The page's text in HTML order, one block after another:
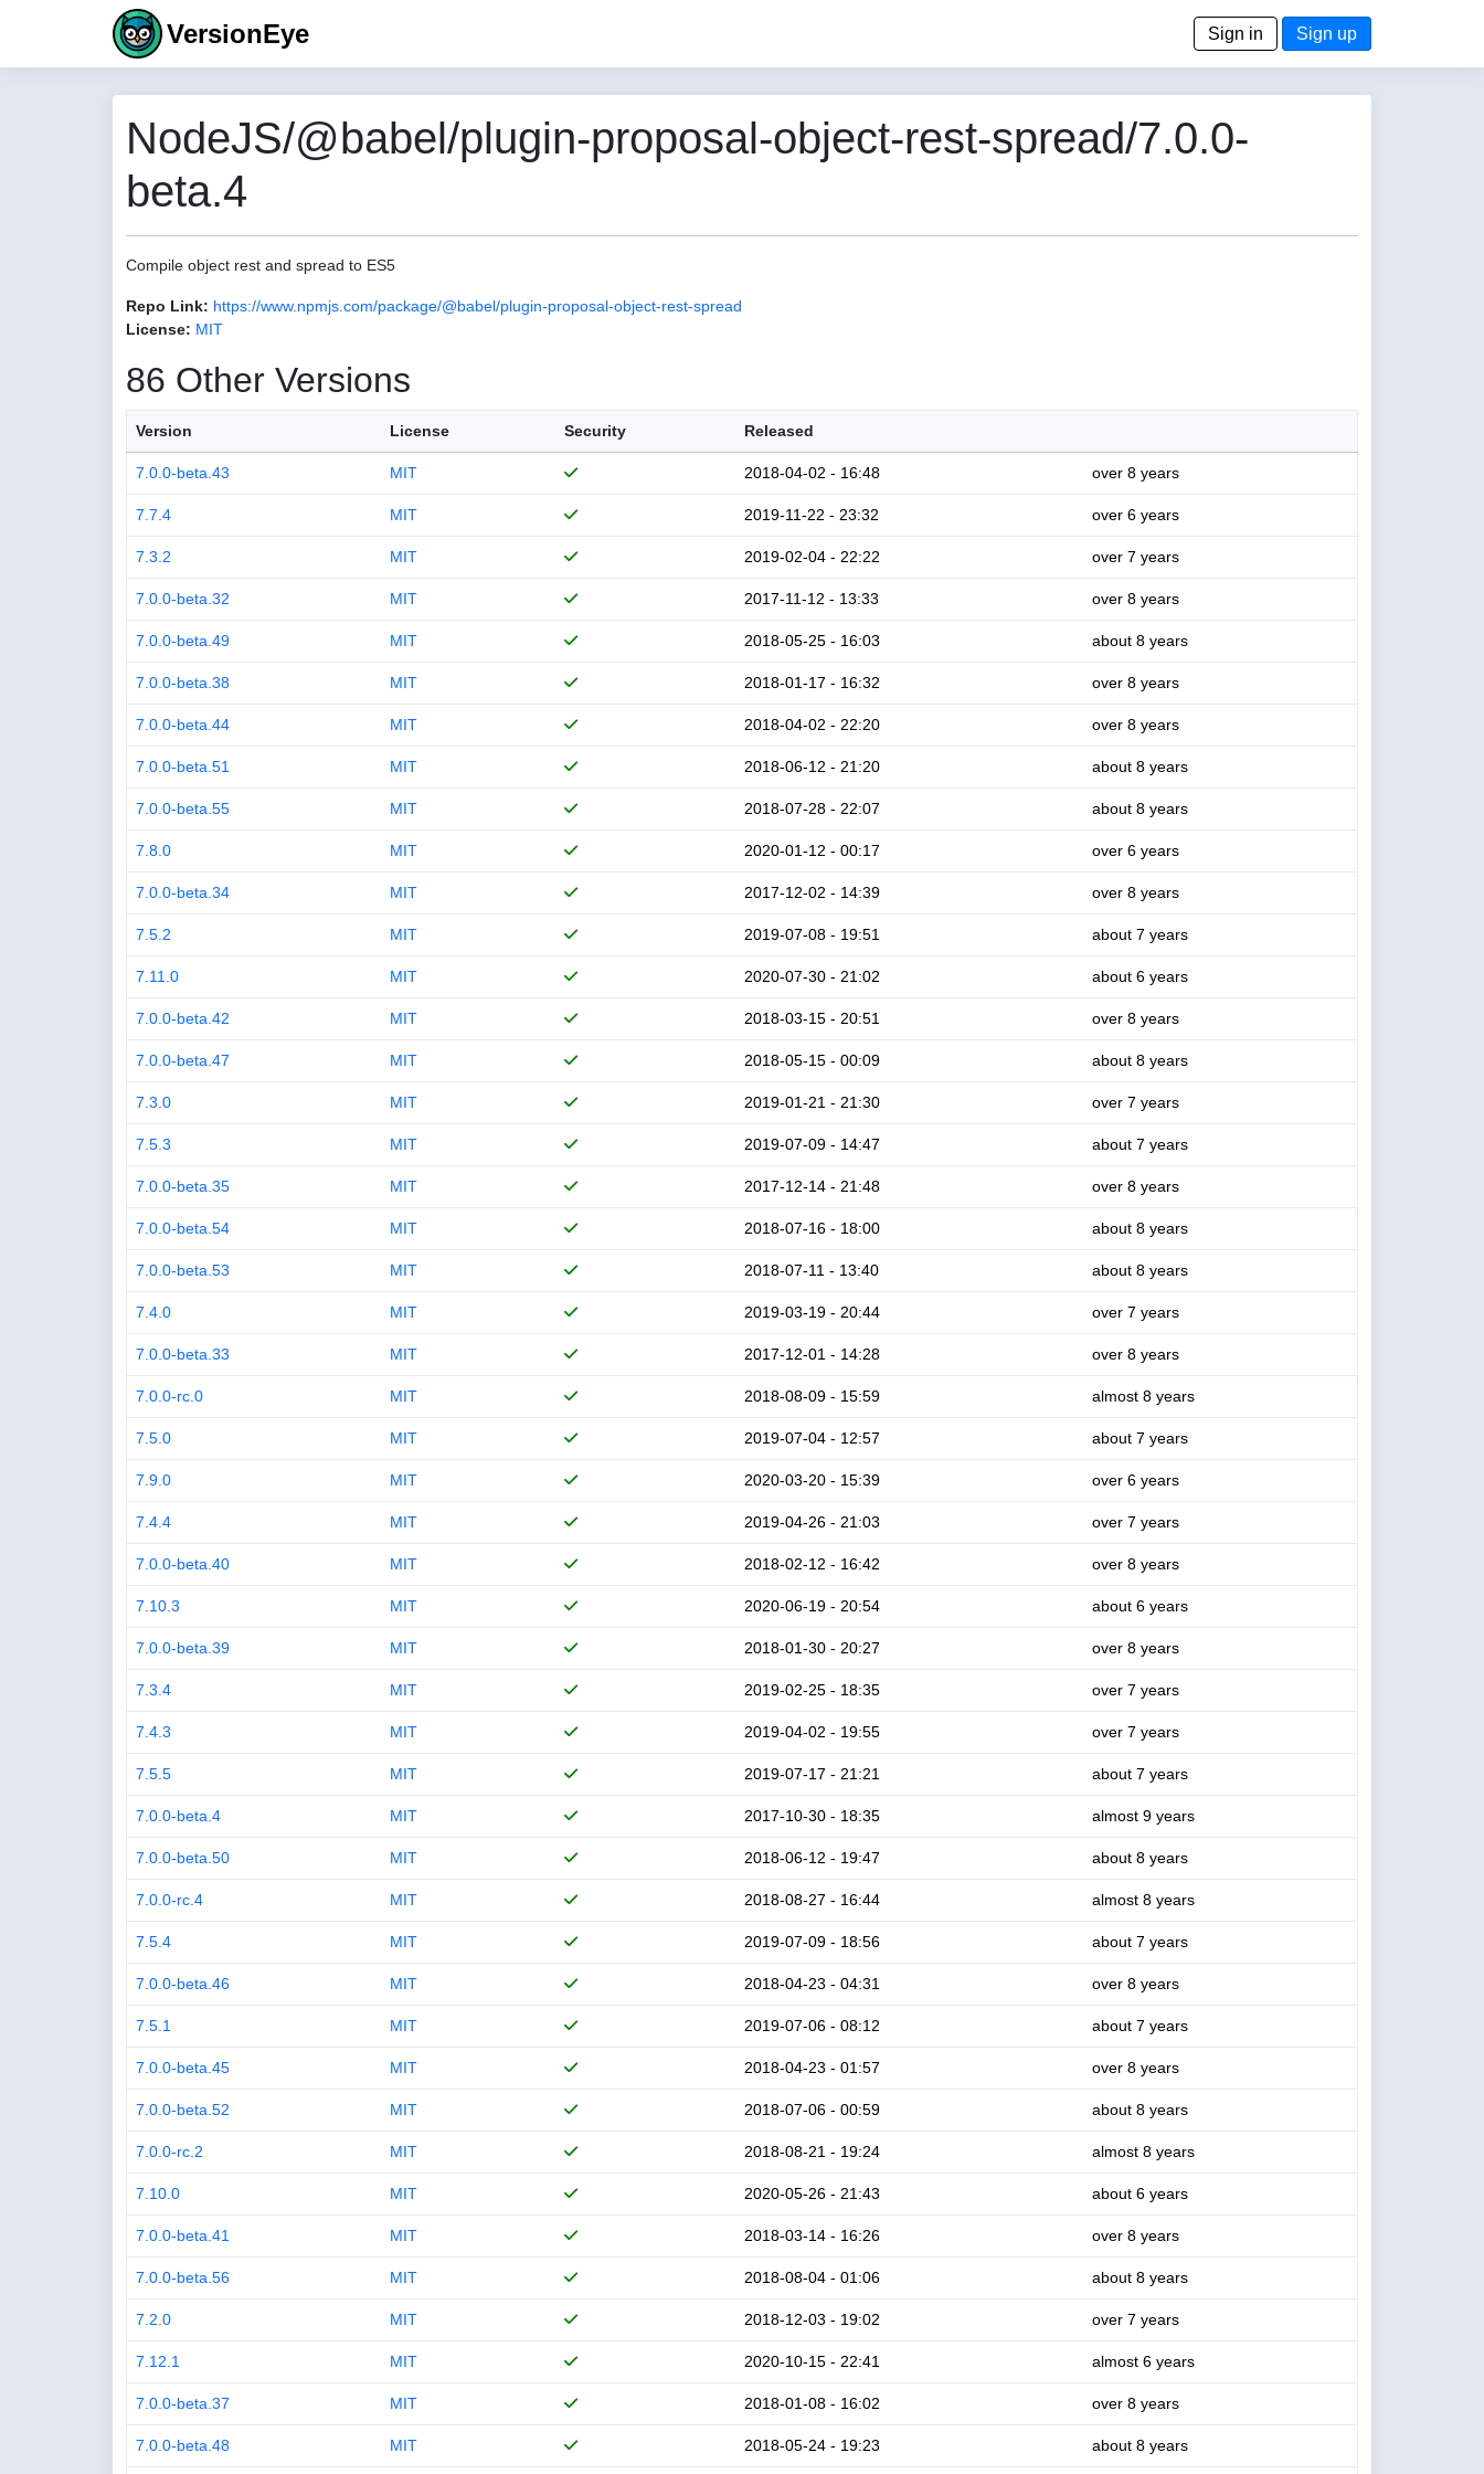
VersionEye Sign in Sign up
NodeJS/@babel/plugin-proposal-object-rest-spread/7.0.0-
beta.4
Compile object rest and spread to ES5
Repo Link: https://www.npmjs.com/package/@babel/plugin-proposal-object-rest-spread
License: MIT
86 Other Versions
Version License Security Released
7.0.0-beta.43 MIT 2018-04-02 - 16:48 over 8 years
7.7.4 MIT 2019-11-22 - 23:32 over 6 years
7.3.2 MIT 2019-02-04 - 22:22 over 7 years
7.0.0-beta.32 MIT 2017-11-12 - 13:33 over 8 years
7.0.0-beta.49 MIT 2018-05-25 - 16:03 about 8 years
7.0.0-beta.38 MIT 2018-01-17 - 16:32 over 8 years
7.0.0-beta.44 MIT 2018-04-02 - 22:20 over 8 years
7.0.0-beta.51 MIT 2018-06-12 - 21:20 about 8 years
7.0.0-beta.55 MIT 2018-07-28 - 22:07 about 8 years
7.8.0 MIT 2020-01-12 - 00:17 over 6 years
7.0.0-beta.34 MIT 2017-12-02 - 14:39 over 8 years
7.5.2 MIT 2019-07-08 - 19:51 about 7 years
7.11.0 MIT 2020-07-30 - 21:02 about 6 years
7.0.0-beta.42 MIT 2018-03-15 - 20:51 over 8 years
7.0.0-beta.47 MIT 2018-05-15 - 00:09 about 8 years
7.3.0 MIT 2019-01-21 - 21:30 over 7 years
7.5.3 MIT 2019-07-09 - 14:47 about 7 years
7.0.0-beta.35 MIT 2017-12-14 - 21:48 over 8 years
7.0.0-beta.54 MIT 2018-07-16 - 18:00 about 8 years
7.0.0-beta.53 MIT 2018-07-11 - 13:40 about 8 years
7.4.0 MIT 2019-03-19 - 20:44 over 7 years
7.0.0-beta.33 MIT 2017-12-01 - 14:28 over 8 years
7.0.0-rc.0 MIT 2018-08-09 - 15:59 almost 8 years
7.5.0 MIT 2019-07-04 - 12:57 about 7 years
7.9.0 MIT 2020-03-20 - 15:39 over 6 years
7.4.4 MIT 2019-04-26 - 21:03 over 7 years
7.0.0-beta.40 MIT 2018-02-12 - 16:42 over 8 years
7.10.3 MIT 2020-06-19 - 20:54 about 6 years
7.0.0-beta.39 MIT 2018-01-30 - 20:27 over 8 years
7.3.4 MIT 2019-02-25 - 18:35 over 7 years
7.4.3 MIT 2019-04-02 - 19:55 over 7 years
7.5.5 MIT 2019-07-17 - 21:21 about 7 years
7.0.0-beta.4 MIT 2017-10-30 - 18:35 almost 9 years
7.0.0-beta.50 MIT 2018-06-12 - 19:47 about 8 years
7.0.0-rc.4 MIT 2018-08-27 - 16:44 almost 8 years
7.5.4 MIT 2019-07-09 - 18:56 about 7 years
7.0.0-beta.46 MIT 2018-04-23 - 04:31 over 8 years
7.5.1 MIT 2019-07-06 - 08:12 about 7 years
7.0.0-beta.45 MIT 2018-04-23 - 01:57 over 8 years
7.0.0-beta.52 MIT 2018-07-06 - 00:59 about 8 years
7.0.0-rc.2 MIT 2018-08-21 - 19:24 almost 8 years
7.10.0 MIT 2020-05-26 - 21:43 about 6 years
7.0.0-beta.41 MIT 2018-03-14 - 16:26 over 8 years
7.0.0-beta.56 MIT 2018-08-04 - 01:06 about 8 years
7.2.0 MIT 2018-12-03 - 19:02 over 7 years
7.12.1 MIT 2020-10-15 - 22:41 almost 6 years
7.0.0-beta.37 MIT 2018-01-08 - 16:02 over 8 years
7.0.0-beta.48 MIT 2018-05-24 - 19:23 about 8 years